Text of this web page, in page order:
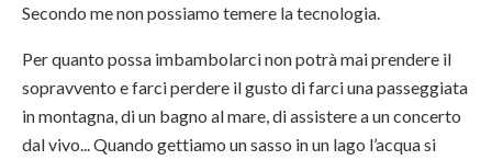
Secondo me non possiamo temere la tecnologia.
Per quanto possa imbambolarci non potrà mai prendere il
sopravvento e farci perdere il gusto di farci una passeggiata
in montagna, di un bagno al mare, di assistere a un concerto
dal vivo... Quando gettiamo un sasso in un lago l’acqua si